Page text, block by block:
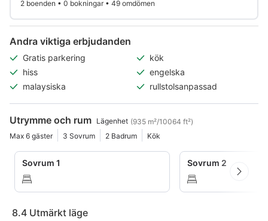
2 boenden • 0 bokningar • 49 omdömen
Andra viktiga erbjudanden
Gratis parkering
kök
hiss
engelska
malaysiska
rullstolsanpassad
Utrymme och rum Lägenhet (935 m²/10064 ft²)
Max 6 gäster
3 Sovrum 2 Badrum Kök
Sovrum 1 Sovrum 2
8.4 Utmärkt läge